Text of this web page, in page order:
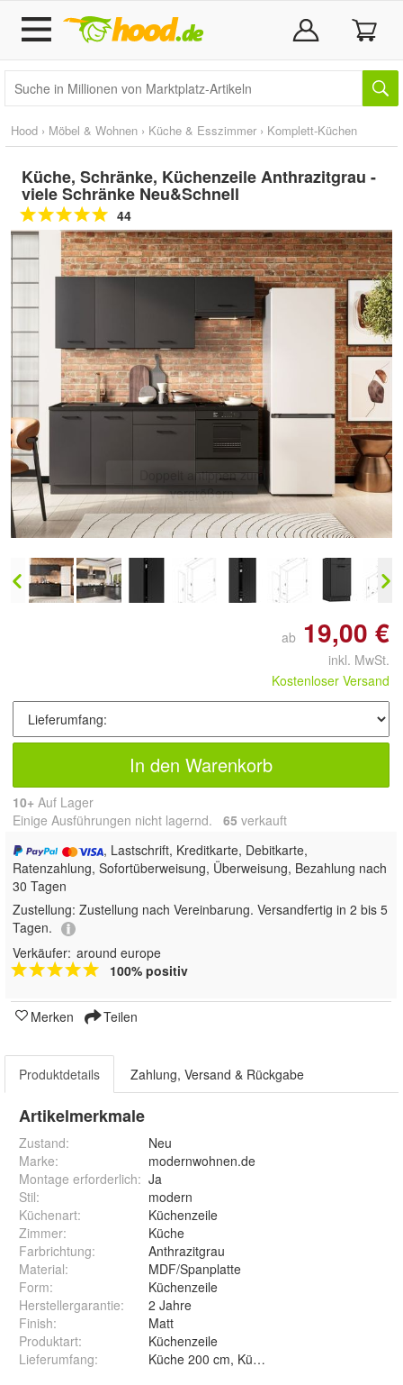
Hood › Möbel & Wohnen › Küche & Esszimmer › Komplett-Küchen
Küche, Schränke, Küchenzeile Anthrazitgrau -
viele Schränke Neu&Schnell
44
Doppelt antippen zum
vergrößern
ab 19,00 €
inkl. MwSt.
Kostenloser Versand
In den Warenkorb
10+ Auf Lager
Einige Ausführungen nicht lagernd. 65 verkauft
, Lastschrift, Kreditkarte, Debitkarte,
Ratenzahlung, Sofortüberweisung, Überweisung, Bezahlung nach
30 Tagen
Zustellung: Zustellung nach Vereinbarung. Versandfertig in 2 bis 5
Tagen.
Verkäufer: around europe
100% positiv
Merken Teilen
Produktdetails Zahlung, Versand & Rückgabe
Artikelmerkmale
Zustand:
Neu
Marke:
modernwohnen.de
Montage erforderlich: Ja
Stil:
modern
Küchenart:
Küchenzeile
Zimmer:
Küche
Farbrichtung:
Anthrazitgrau
Material:
MDF/Spanplatte
Form:
Küchenzeile
Herstellergarantie:
2 Jahre
Finish:
Matt
Produktart:
Küchenzeile
Lieferumfang: Küche 200 cm, Küche 260x200 cm, D15